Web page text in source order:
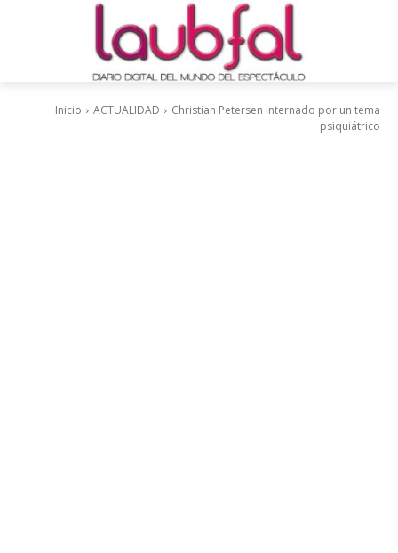
Inicio ACTUALIDAD
Christian Petersen internado por un tema
psiquiátrico